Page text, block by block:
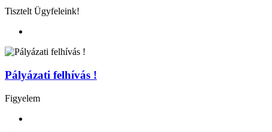
Tisztelt Ügyfeleink!
Pályázati felhívás !
Figyelem